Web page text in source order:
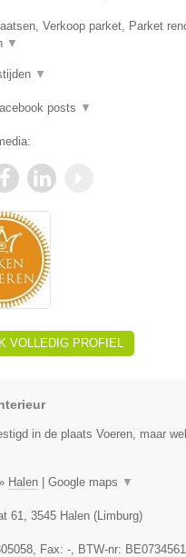
Verkoop parket, Parket
▼
▼
posts ▼
VOLLEDIG PROFIEL
in de plaats Voeren, maar
Halen | Google maps ▼
61 3545 Halen (Limburg)
, Fax: - , BTW-nr: